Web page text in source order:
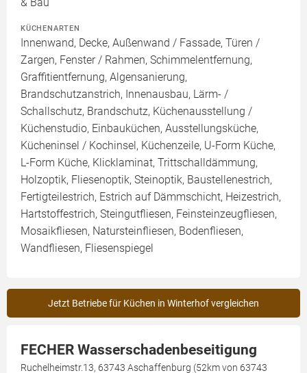
KÜCHENARTEN
Innenwand, Decke, Außenwand / Fassade, Türen /
Zargen, Fenster / Rahmen, Schimmelentfernung,
Graffitientfernung, Algensanierung,
Brandschutzanstrich, Innenausbau, Lärm- /
Schallschutz, Brandschutz, Küchenausstellung /
Küchenstudio, Einbauküchen, Ausstellungsküche,
Kücheninsel / Kochinsel, Küchenzeile, U-Form Küche,
L-Form Küche, Klicklaminat, Trittschalldämmung,
Holzoptik, Fliesenoptik, Steinoptik, Baustellenestrich,
Fertigteilestrich, Estrich auf Dämmschicht, Heizestrich,
Hartstoffestrich, Steingutfliesen, Feinsteinzeugfliesen,
Mosaikfliesen, Natursteinfliesen, Bodenfliesen,
Wandfliesen, Fliesenspiegel
Jetzt Betriebe für Küchen in Winterhof vergleichen
FECHER Wasserschadenbeseitigung
Ruchelheimstr.13, 63743 Aschaffenburg (52km von 63743